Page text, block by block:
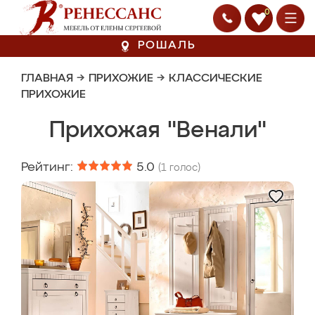
0
РОШАЛЬ
ГЛАВНАЯ → ПРИХОЖИЕ → КЛАССИЧЕСКИЕ
ПРИХОЖИЕ
Прихожая "Венали"
Рейтинг: 5.0 (1 голос)